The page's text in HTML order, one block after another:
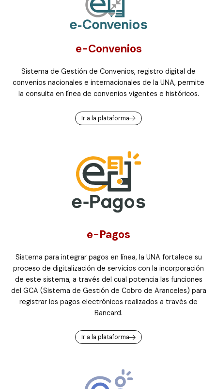
e-Convenios
Sistema de Gestión de Convenios, registro digital de
convenios nacionales e internacionales de la UNA, permite
la consulta en línea de convenios vigentes e históricos.
Ir a la plataforma
e-Pagos
Sistema para integrar pagos en línea, la UNA fortalece su
proceso de digitalización de servicios con la incorporación
de este sistema, a través del cual potencia las funciones
del GCA (Sistema de Gestión de Cobro de Aranceles) para
registrar los pagos electrónicos realizados a través de
Bancard.
Ir a la plataforma